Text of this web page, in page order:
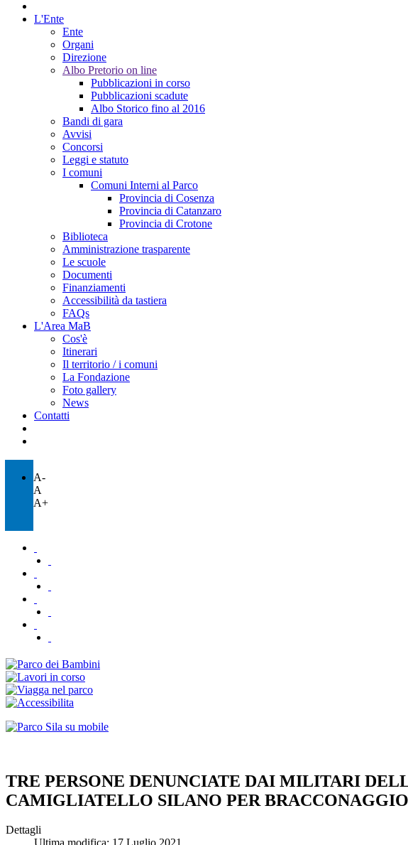
L'Ente
Ente
Organi
Direzione
Albo Pretorio on line
Pubblicazioni in corso
Pubblicazioni scadute
Albo Storico fino al 2016
Bandi di gara
Avvisi
Concorsi
Leggi e statuto
I comuni
Comuni Interni al Parco
Provincia di Cosenza
Provincia di Catanzaro
Provincia di Crotone
Biblioteca
Amministrazione trasparente
Le scuole
Documenti
Finanziamenti
Accessibilità da tastiera
FAQs
L'Area MaB
Cos'è
Itinerari
Il territorio / i comuni
La Fondazione
Foto gallery
News
Contatti
A-
A
A+
TRE PERSONE DENUNCIATE DAI MILITARI
CAMIGLIATELLO SILANO PER
Dettagli